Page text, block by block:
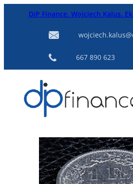
PrzejdźDiP Finance. Wojciech Kalus.
667 890 623